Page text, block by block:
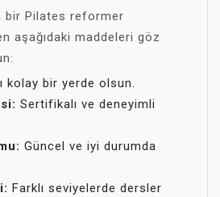
bir Pilates reformer
aşağıdaki maddeleri göz
kolay bir yerde olsun.
Sertifikalı ve deneyimli
Güncel ve iyi durumda
Farklı seviyelerde dersler